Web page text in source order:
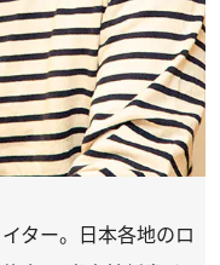
ター。日本各地のロ